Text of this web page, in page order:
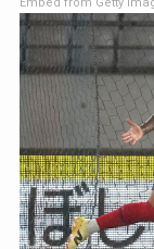
Embed from Getty